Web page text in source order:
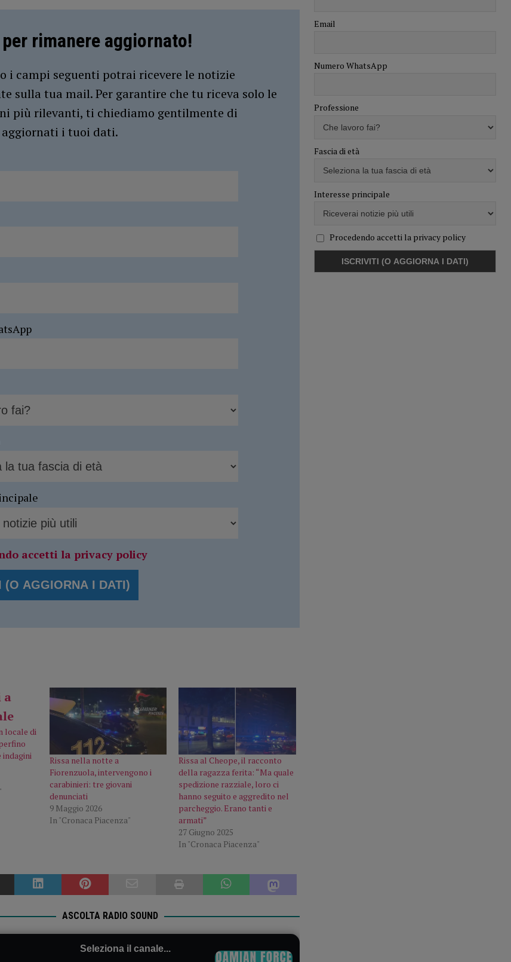
rimanere aggiornato!
i campi seguenti potrai ricevere le notizie
sulla tua mail. Per garantire che tu riceva solo le
più rilevanti, ti chiediamo gentilmente di
aggiornati i tuoi dati.
accetti la privacy policy
locale di
indagini
Rissa nella notte a
Fiorenzuola, intervengono i
carabinieri: tre giovani
denunciati
9 Maggio 2026
In "Cronaca Piacenza"
Rissa al Cheope, il racconto
della ragazza ferita: “Ma quale
spedizione razziale, loro ci
hanno seguito e aggredito nel
parcheggio. Erano tanti e
armati”
27 Giugno 2025
In "Cronaca Piacenza"
ASCOLTA RADIO SOUND
Seleziona il canale...
Email
Numero WhatsApp
Professione
Fascia di età
Interesse principale
Procedendo accetti la privacy policy